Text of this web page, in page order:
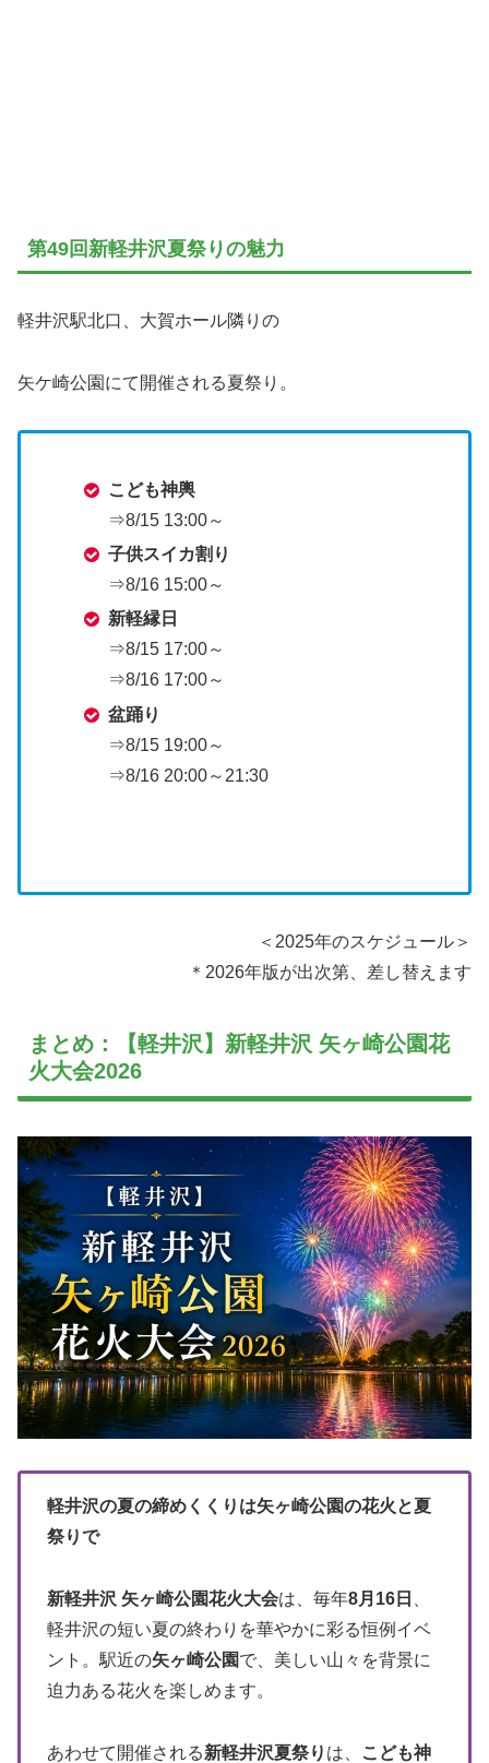
第49回新軽井沢夏祭りの魅力
軽井沢駅北口、大賀ホール隣りの
矢ケ崎公園にて開催される夏祭り。
こども神輿
⇒8/15 13:00～
子供スイカ割り
⇒8/16 15:00～
新軽縁日
⇒8/15 17:00～
⇒8/16 17:00～
盆踊り
⇒8/15 19:00～
⇒8/16 20:00～21:30
＜2025年のスケジュール＞
＊2026年版が出次第、差し替えます
まとめ：【軽井沢】新軽井沢 矢ヶ崎公園花
火大会2026
軽井沢の夏の締めくくりは矢ヶ崎公園の花火と夏
祭りで
新軽井沢 矢ヶ崎公園花火大会は、毎年8月16日
軽井沢の短い夏の終わりを華やかに彩る恒例イベ
ント。駅近の矢ヶ崎公園で、美しい山々を背景に
迫力ある花火を楽しめます。
あわせて開催される新軽井沢夏祭り は、 こども神